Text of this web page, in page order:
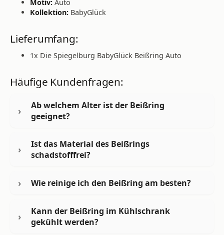
Motiv: Auto
Kollektion: BabyGlück
Lieferumfang:
1x Die Spiegelburg BabyGlück Beißring Auto
Häufige Kundenfragen:
Ab welchem Alter ist der Beißring
geeignet?
Ist das Material des Beißrings
schadstofffrei?
Wie reinige ich den Beißring am besten?
Kann der Beißring im Kühlschrank
gekühlt werden?